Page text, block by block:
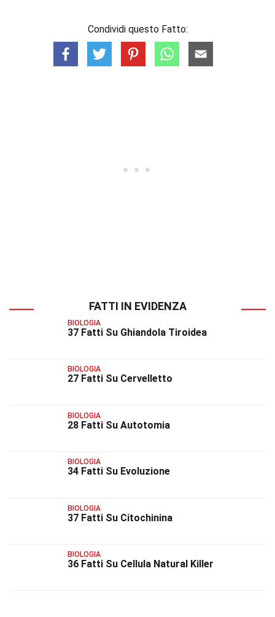
Condividi questo Fatto:
FATTI IN EVIDENZA
BIOLOGIA
37 Fatti Su Ghiandola Tiroidea
BIOLOGIA
27 Fatti Su Cervelletto
BIOLOGIA
28 Fatti Su Autotomia
BIOLOGIA
34 Fatti Su Evoluzione
BIOLOGIA
37 Fatti Su Citochinina
BIOLOGIA
36 Fatti Su Cellula Natural Killer